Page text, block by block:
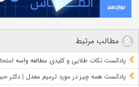
مطالب مرتبط
پادکست نکات طلایی و کلیدی مطالعه واسه
پادکست همه چیز در مورد ترمیم معدل | دکتر